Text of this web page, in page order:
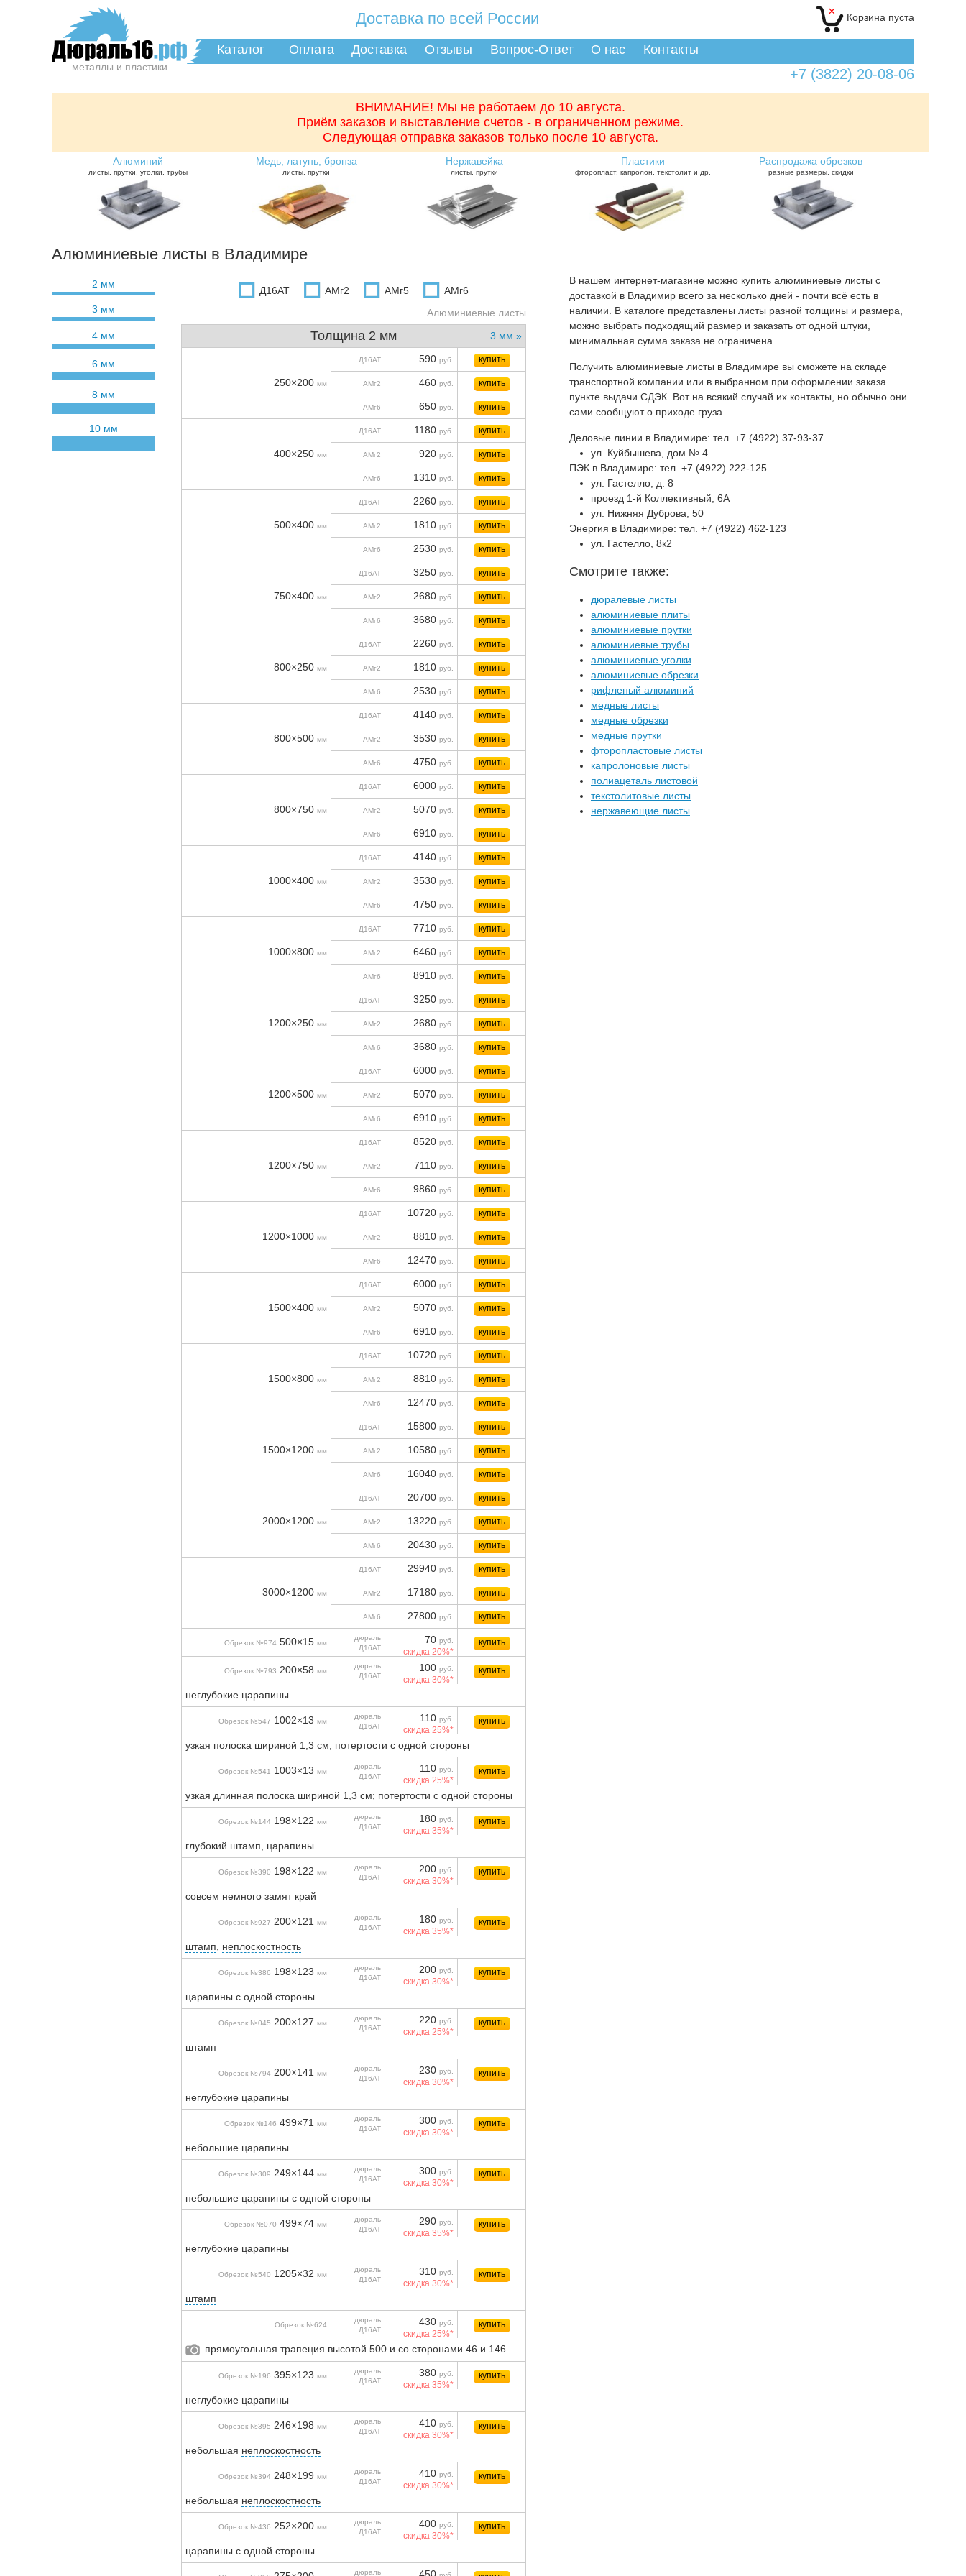
Доставка по всей России × Корзина пуста
+7 (3822) 20-08-06
металлы и пластики
Каталог Оплата Доставка Отзывы Вопрос-Ответ О нас Контакты
ВНИМАНИЕ! Мы не работаем до 10 августа.
Приём заказов и выставление счетов - в ограниченном режиме.
Следующая отправка заказов только после 10 августа.
Алюминий
листы, прутки, уголки, трубы
Медь, латунь, бронза
листы, прутки
Нержавейка
листы, прутки
Пластики
фторопласт, капролон, текстолит и др.
Распродажа обрезков
разные размеры, скидки
Алюминиевые листы в Владимире
2 мм
3 мм
4 мм
6 мм
8 мм
10 мм
Д16АТ АМг2 АМг5
АМг6
Алюминиевые листы
Толщина 2 мм 3 мм »
250×200 мм
Д16АТ 590 руб. купить
АМг2 460 руб. купить
АМг6 650 руб. купить
400×250 мм
Д16АТ 1180 руб. купить
АМг2 920 руб. купить
АМг6 1310 руб. купить
500×400 мм
Д16АТ 2260 руб. купить
АМг2 1810 руб. купить
АМг6 2530 руб. купить
750×400 мм
Д16АТ 3250 руб. купить
АМг2 2680 руб. купить
АМг6 3680 руб. купить
800×250 мм
Д16АТ 2260 руб. купить
АМг2 1810 руб. купить
АМг6 2530 руб. купить
800×500 мм
Д16АТ 4140 руб. купить
АМг2 3530 руб. купить
АМг6 4750 руб. купить
800×750 мм
Д16АТ 6000 руб. купить
АМг2 5070 руб. купить
АМг6 6910 руб. купить
1000×400 мм
Д16АТ 4140 руб. купить
АМг2 3530 руб. купить
АМг6 4750 руб. купить
1000×800 мм
Д16АТ 7710 руб. купить
АМг2 6460 руб. купить
АМг6 8910 руб. купить
1200×250 мм
Д16АТ 3250 руб. купить
АМг2 2680 руб. купить
АМг6 3680 руб. купить
1200×500 мм
Д16АТ 6000 руб. купить
АМг2 5070 руб. купить
АМг6 6910 руб. купить
1200×750 мм
Д16АТ 8520 руб. купить
АМг2 7110 руб. купить
АМг6 9860 руб. купить
1200×1000 мм
Д16АТ 10720 руб. купить
АМг2 8810 руб. купить
АМг6 12470 руб. купить
1500×400 мм
Д16АТ 6000 руб. купить
АМг2 5070 руб. купить
АМг6 6910 руб. купить
1500×800 мм
Д16АТ 10720 руб. купить
АМг2 8810 руб. купить
АМг6 12470 руб. купить
1500×1200 мм
Д16АТ 15800 руб. купить
АМг2 10580 руб. купить
АМг6 16040 руб. купить
2000×1200 мм
Д16АТ 20700 руб. купить
АМг2 13220 руб. купить
АМг6 20430 руб. купить
3000×1200 мм
Д16АТ 29940 руб. купить
АМг2 17180 руб. купить
АМг6 27800 руб. купить
Обрезок №974 500×15 мм
дюраль
Д16АТ
70 руб.
скидка 20%*
купить
Обрезок №793 200×58 мм
дюраль
Д16АТ
100 руб.
скидка 30%*
купить
неглубокие царапины
Обрезок №547 1002×13 мм
дюраль
Д16АТ
110 руб.
скидка 25%*
купить
узкая полоска шириной 1,3 см; потертости с одной стороны
Обрезок №541 1003×13 мм
дюраль
Д16АТ
110 руб.
скидка 25%*
купить
узкая длинная полоска шириной 1,3 см; потертости с одной стороны
Обрезок №144 198×122 мм
дюраль
Д16АТ
180 руб.
скидка 35%*
купить
глубокий штамп , царапины
Обрезок №390 198×122 мм
дюраль
Д16АТ
200 руб.
скидка 30%*
купить
совсем немного замят край
Обрезок №927 200×121 мм
дюраль
Д16АТ
180 руб.
скидка 35%*
купить
штамп неплоскостность
Обрезок №386 198×123 мм
дюраль
Д16АТ
200 руб.
скидка 30%*
купить
царапины с одной стороны
Обрезок №045 200×127 мм
дюраль
Д16АТ
220 руб.
скидка 25%*
купить
штамп
Обрезок №794 200×141 мм
дюраль
Д16АТ
230 руб.
скидка 30%*
купить
неглубокие царапины
Обрезок №146 499×71 мм
дюраль
Д16АТ
300 руб.
скидка 30%*
купить
небольшие царапины
Обрезок №309 249×144 мм
дюраль
Д16АТ
300 руб.
скидка 30%*
купить
небольшие царапины с одной стороны
Обрезок №070 499×74 мм
дюраль
Д16АТ
290 руб.
скидка 35%*
купить
неглубокие царапины
Обрезок №540 1205×32 мм
дюраль
Д16АТ
310 руб.
скидка 30%*
купить
штамп
Обрезок №624
дюраль
Д16АТ
430 руб.
скидка 25%*
купить
прямоугольная трапеция высотой 500 и со сторонами 46 и 146
Обрезок №196 395×123 мм
дюраль
Д16АТ
380 руб.
скидка 35%*
купить
неглубокие царапины
Обрезок №395 246×198 мм
дюраль
Д16АТ
410 руб.
скидка 30%*
купить
небольшая неплоскостность
Обрезок №394 248×199 мм
дюраль
Д16АТ
410 руб.
скидка 30%*
купить
небольшая неплоскостность
Обрезок №436 252×200 мм
дюраль
Д16АТ
400 руб.
скидка 30%*
купить
царапины с одной стороны
дюраль
В нашем интернет-магазине можно купить алюминиевые листы с
доставкой в Владимир всего за несколько дней - почти всё есть в
наличии. В каталоге представлены листы разной толщины и размера,
можно выбрать подходящий размер и заказать от одной штуки,
минимальная сумма заказа не ограничена.
Получить алюминиевые листы в Владимире вы сможете на складе
транспортной компании или в выбранном при оформлении заказа
пункте выдачи СДЭК. Вот на всякий случай их контакты, но обычно они
сами сообщуют о приходе груза.
Деловые линии в Владимире: тел. +7 (4922) 37-93-37
ул. Куйбышева, дом № 4
ПЭК в Владимире: тел. +7 (4922) 222-125
ул. Гастелло, д. 8
проезд 1-й Коллективный, 6А
ул. Нижняя Дуброва, 50
Энергия в Владимире: тел. +7 (4922) 462-123
ул. Гастелло, 8к2
Смотрите также:
дюралевые листы
алюминиевые плиты
алюминиевые прутки
алюминиевые трубы
алюминиевые уголки
алюминиевые обрезки
рифленый алюминий
медные листы
медные обрезки
медные прутки
фторопластовые листы
капролоновые листы
полиацеталь листовой
текстолитовые листы
нержавеющие листы